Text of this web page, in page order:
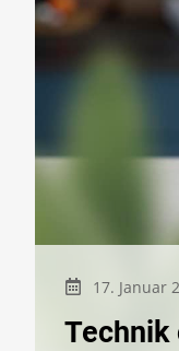
17. Januar
Technik